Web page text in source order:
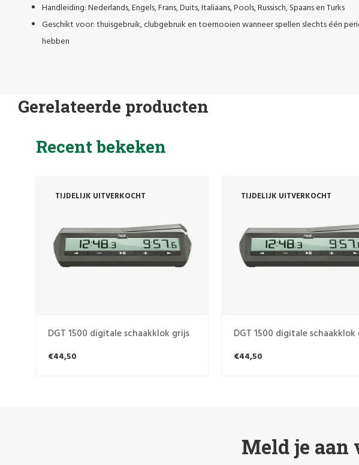
Handleiding: Nederlands, Engels, Frans, Duits, Italiaans, Pools, Russisch, Spaans en Turks
Geschikt voor: thuisgebruik, clubgebruik en toernooien wanneer spellen slechts één
hebben
Gerelateerde producten
Recent bekeken
TIJDELIJK UITVERKOCHT
DGT 1500 digitale schaakklok grijs
€44,50
TIJDELIJK UITVERKOCHT
DGT 1500 digitale schaakklok
€44,50
Meld je